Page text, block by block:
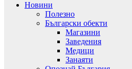
Новини
Полезно
Български обекти
Магазини
Заведения
Медици
Занаяти